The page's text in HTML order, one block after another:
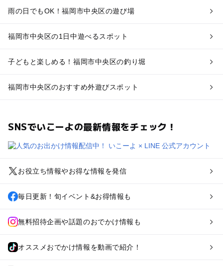
雨の日でもOK！福岡市中央区の遊び場
福岡市中央区の1日中遊べるスポット
子どもと楽しめる！福岡市中央区の釣り堀
福岡市中央区のおすすめ外遊びスポット
SNSでいこーよの最新情報をチェック！
お役立ち情報やお得な情報を発信
毎日更新！旬イベント&お得情報も
無料招待企画や話題のおでかけ情報も
オススメおでかけ情報を動画で紹介！